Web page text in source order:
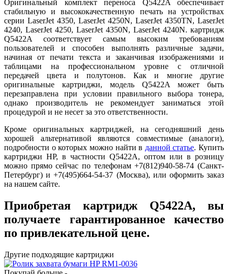
Оригинальный комплект переноса Q5422A обеспечивает
стабильную и высококачественную печать на устройствах
серии LaserJet 4350, LaserJet 4250N, LaserJet 4350TN, LaserJet
4240, LaserJet 4250, LaserJet 4350N, LaserJet 4240N. картридж
Q5422A соответствует самым высоким требованиям
пользователей и способен выполнять различные задачи,
начиная от печати текста и заканчивая изображениями и
таблицами на профессиональном уровне с отличной
передачей цвета и полутонов. Как и многие другие
оригинальные картриджи, модель Q5422A может быть
перезаправлена при условии правильного выбора тонера,
однако производитель не рекомендует заниматься этой
процедурой и не несет за это ответственности.
Кроме оригинальных картриджей, на сегодняшний день
хорошей альтернативой являются совместимые (аналоги),
подробности о которых можно найти в данной статье. Купить
картриджи HP, в частности Q5422A, оптом или в розницу
можно прямо сейчас по телефонам +7(812)940-58-74 (Санкт-
Петербург) и +7(495)664-54-37 (Москва), или оформить заказ
на нашем сайте.
Приобретая картридж Q5422A, вы
получаете гарантированное качество
по привлекательной цене.
Другие подходящие картриджи